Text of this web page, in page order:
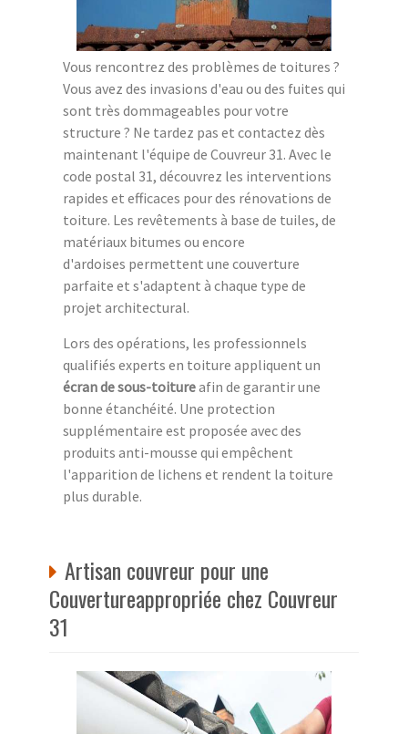
Vous rencontrez des problèmes de toitures ?
Vous avez des invasions d'eau ou des fuites qui
sont très dommageables pour votre
structure ? Ne tardez pas et contactez dès
maintenant l'équipe de Couvreur 31. Avec le
code postal 31, découvrez les interventions
rapides et efficaces pour des rénovations de
toiture. Les revêtements à base de tuiles, de
matériaux bitumes ou encore
d'ardoises permettent une couverture
parfaite et s'adaptent à chaque type de
projet architectural.
Lors des opérations, les professionnels
qualifiés experts en toiture appliquent un
écran de sous-toitureafin de garantir une
bonne étanchéité. Une protection
supplémentaire est proposée avec des
produits anti-mousse qui empêchent
l'apparition de lichens et rendent la toiture
plus durable.
Artisan couvreur pour une
Couvertureappropriée chez Couvreur
31